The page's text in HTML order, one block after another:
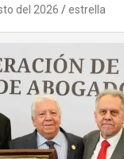
del 2026 estrella